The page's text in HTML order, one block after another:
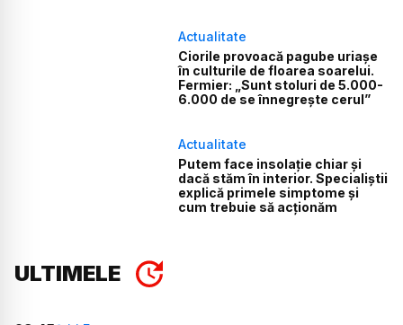
Actualitate
Ciorile provoacă pagube uriașe
în culturile de floarea soarelui.
Fermier: „Sunt stoluri de 5.000-
6.000 de se înnegrește cerul”
Actualitate
Putem face insolație chiar și
dacă stăm în interior. Specialiștii
explică primele simptome și
cum trebuie să acționăm
ULTIMELE